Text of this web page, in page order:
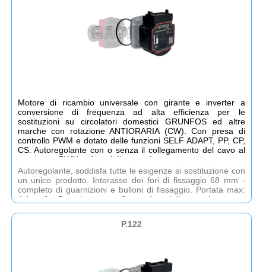
Motore di ricambio universale con girante e inverter a
conversione di frequenza ad alta efficienza per le
sostituzioni su circolatori domestici GRUNFOS ed altre
marche con rotazione ANTIORARIA (CW). Con presa di
controllo PWM e dotato delle funzioni SELF ADAPT, PP, CP,
CS. Autoregolante con o senza il collegamento del cavo al
regolatore PWM. - 4 anni di garanzia.
Autoregolante, soddisfa tutte le esigenze si sostituzione con
un unico prodotto. Interasse dei fori di fissaggio 68 mm -
completo di guarnizioni e bulloni di fissaggio. Portata max:
4,1 mc/h - Prevalenza max 8 mt. - 4 anni di garanzia.
P.122